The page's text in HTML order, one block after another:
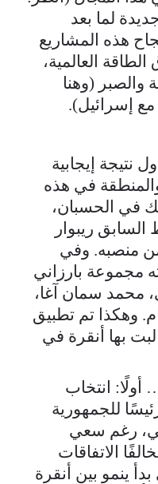
لما بعد
ولنجاح هذه المشاريع
العالمية،
والصبر (وهنا
إسرائيل).
نتيجة إيجابية
في هذه
في الحسبان،
ريبوار
منصبه. وفي
مجموعة بارزاني
محمد سمان آغا،
لكركوك بعد 100 عام. وهكذا تم تطبيق
بها أنقرة في
أولًا: انتخاب
للجمهورية
رغم سعي
الاتفاقات
بدأ ينمو بين أنقرة